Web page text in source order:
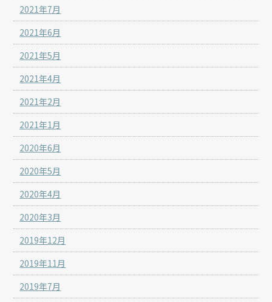
2021年7月
2021年6月
2021年5月
2021年4月
2021年2月
2021年1月
2020年6月
2020年5月
2020年4月
2020年3月
2019年12月
2019年11月
2019年7月